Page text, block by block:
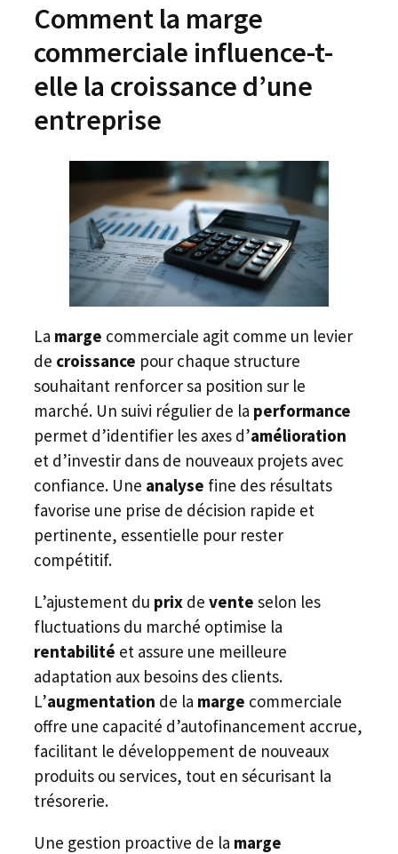
Comment la marge
commerciale influence-t-
elle la croissance d’une
entreprise
La marge commerciale agit comme un levier
de croissance pour chaque structure
souhaitant renforcer sa position sur le
marché. Un suivi régulier de la performance
permet d’identifier les axes d’amélioration
et d’investir dans de nouveaux projets avec
confiance. Une analyse fine des résultats
favorise une prise de décision rapide et
pertinente, essentielle pour rester
compétitif.
L’ajustement du prix de vente selon les
fluctuations du marché optimise la
rentabilité et assure une meilleure
adaptation aux besoins des clients.
L’augmentation de la marge commerciale
offre une capacité d’autofinancement accrue,
facilitant le développement de nouveaux
produits ou services, tout en sécurisant la
trésorerie.
Une gestion proactive de la marge